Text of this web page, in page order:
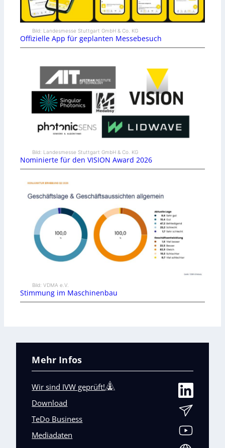
Bild: Landesmesse Stuttgart GmbH & Co. KG
Offizielle App für geplanten Messebesuch
Bild: Landesmesse Stuttgart GmbH & Co. KG
Nominierte für den VISION Award 2026
Bild: VDMA e.V.
Stimmung im Maschinenbau
Mehr Infos
Wir sind IVW geprüft!
Download
TeDo Business
Mediadaten